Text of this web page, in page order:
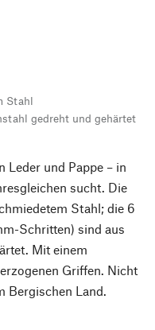
Stahl
gedreht und gehärtet
Leder und Pappe – in
sucht. Die
Stahl; die 6
Schritten) sind aus
Mit einem
Griffen. Nicht
Bergischen Land.